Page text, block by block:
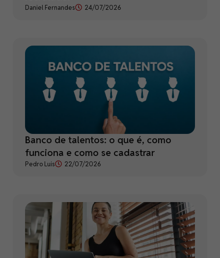
Daniel Fernandes 24/07/2026
Banco de talentos: o que é, como
funciona e como se cadastrar
Pedro Luis 22/07/2026